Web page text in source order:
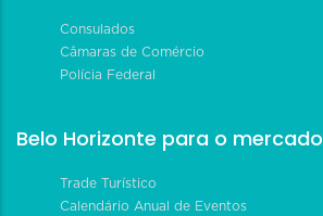
Consulados
Câmaras de Comércio
Polícia Federal
Belo Horizonte para o mercado
Trade Turístico
Calendário Anual de Eventos